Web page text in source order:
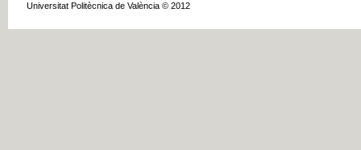
Universitat Politècnica de València © 2012